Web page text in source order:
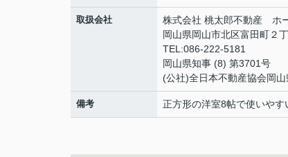
取扱会社
株式会社 桃太郎不動産 ホ
岡山県岡山市北区富田町２
TEL:086-222-5181
岡山県知事 (8) 第3701号
(公社)全日本不動産協会岡
備考 正方形の洋室8帖で使いや